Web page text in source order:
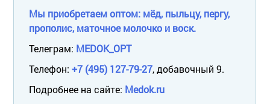
Мы приобретаем оптом: мёд, пыльцу, пергу,
прополис, маточное молочко и воск.
Телеграм: MEDOK_OPT
Телефон: +7 (495) 127-79-27, добавочный 9.
Подробнее на сайте: Medok.ru